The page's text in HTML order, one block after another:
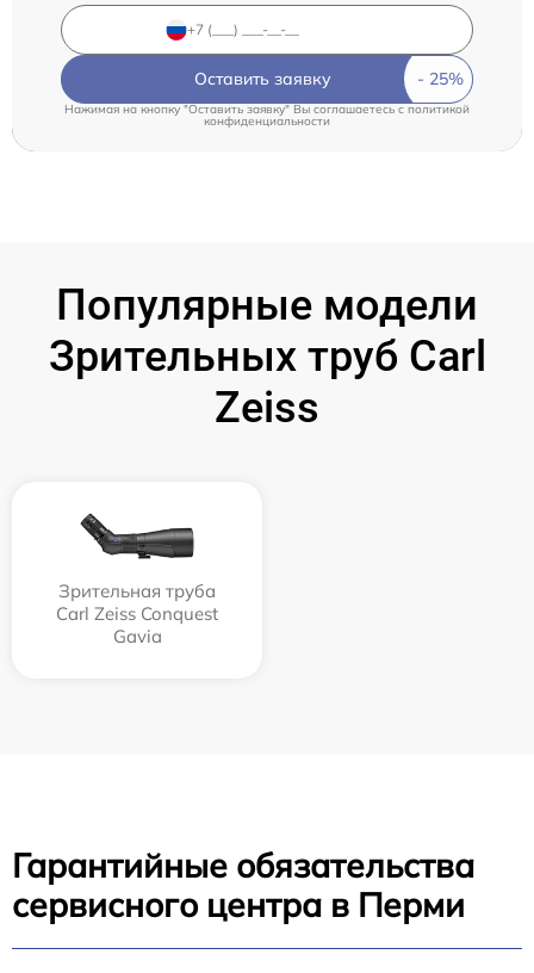
Оставить заявку
Нажимая на кнопку "Оставить заявку" Вы соглашаетесь cполитикой
конфиденциальности
Популярные модели
Зрительных труб Carl
Zeiss
Зрительная труба
Carl Zeiss Conquest
Gavia
Гарантийные обязательства
сервисного центра в Перми